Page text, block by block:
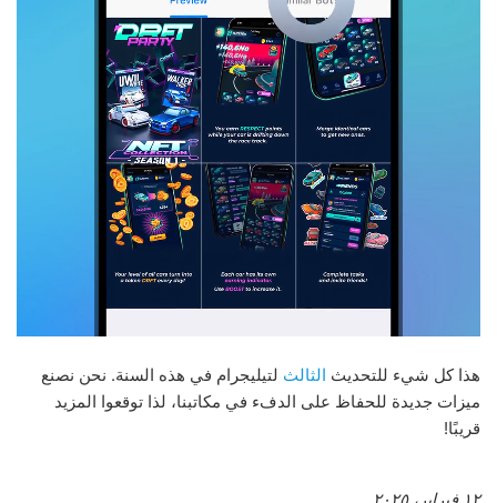
هذا كل شيء للتحديث الثالث لتيليجرام في هذه السنة. نحن نصنع
ميزات جديدة للحفاظ على الدفء في مكاتبنا، لذا توقعوا المزيد
قريبًا!